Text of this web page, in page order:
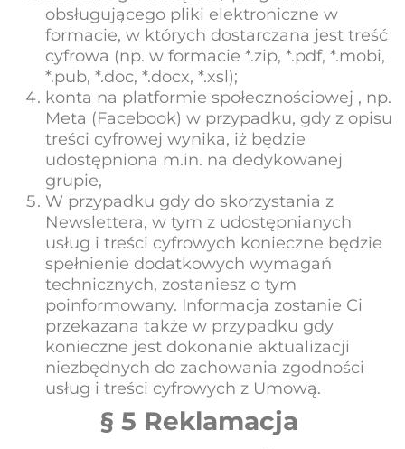
obsługującego pliki elektroniczne w
formacie, w których dostarczana jest treść
cyfrowa (np. w formacie *.zip, *.pdf, *.mobi,
*.pub, *.doc, *.docx, *.xsl);
konta na platformie społecznościowej , np.
Meta (Facebook) w przypadku, gdy z opisu
treści cyfrowej wynika, iż będzie
udostępniona m.in. na dedykowanej
grupie,
W przypadku gdy do skorzystania z
Newslettera, w tym z udostępnianych
usług i treści cyfrowych konieczne będzie
spełnienie dodatkowych wymagań
technicznych, zostaniesz o tym
poinformowany. Informacja zostanie Ci
przekazana także w przypadku gdy
konieczne jest dokonanie aktualizacji
niezbędnych do zachowania zgodności
usług i treści cyfrowych z Umową.
§ 5 Reklamacja